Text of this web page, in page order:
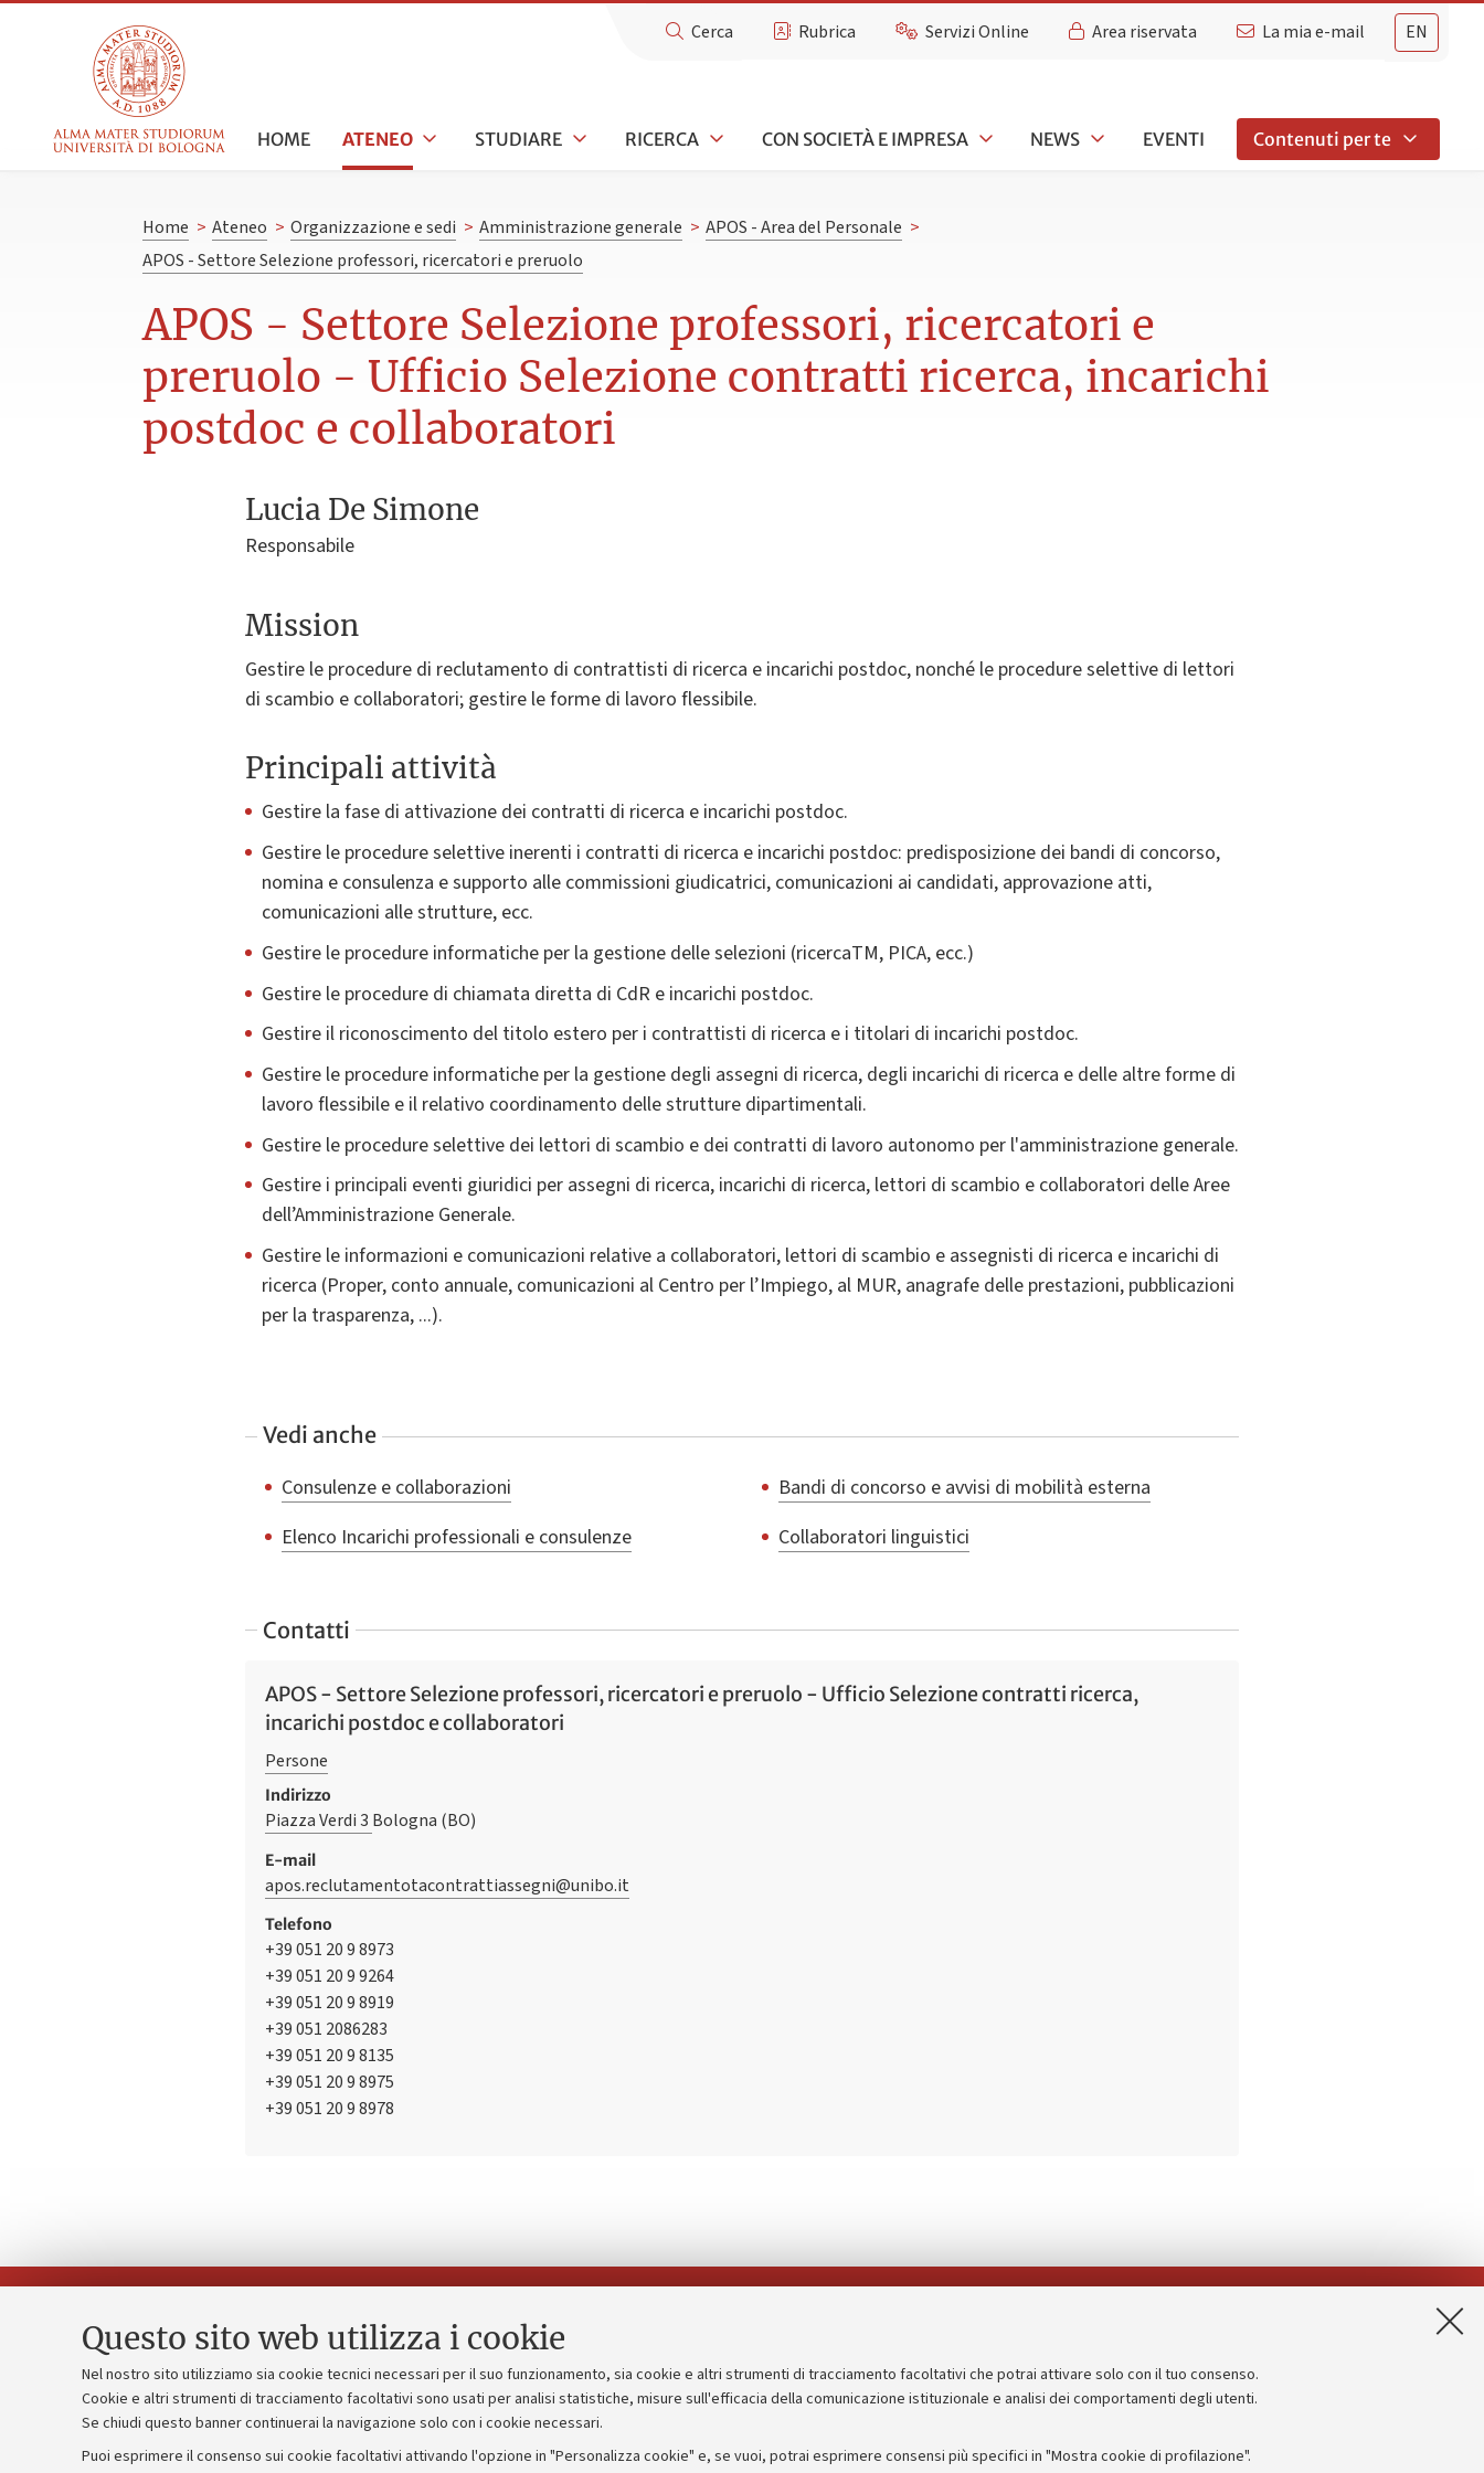
Questo sito web utilizza i cookie
Nel nostro sito utilizziamo sia cookie tecnici necessari per il suo funzionamento, sia cookie e altri strumenti di tracciamento facoltativi che potrai attivare solo con il tuo consenso.
Cookie e altri strumenti di tracciamento facoltativi sono usati per analisi statistiche, misure sull'efficacia della comunicazione istituzionale e analisi dei comportamenti degli utenti.
Se chiudi questo banner continuerai la navigazione solo con i cookie necessari.
Puoi esprimere il consenso sui cookie facoltativi attivando l'opzione in "Personalizza cookie" e, se vuoi, potrai esprimere consensi più specifici in "Mostra cookie di profilazione".
EN
Cerca Rubrica Servizi Online Area riservata La mia e-mail
HOME ATENEO STUDIARE RICERCA CON SOCIETÀ E IMPRESA NEWS EVENTI Contenuti per te
Home > Ateneo > Organizzazione e sedi > Amministrazione generale > APOS - Area del Personale >
APOS - Settore Selezione professori, ricercatori e preruolo
APOS - Settore Selezione professori, ricercatori e
preruolo - Ufficio Selezione contratti ricerca, incarichi
postdoc e collaboratori
Lucia De Simone
Responsabile
Mission
Gestire le procedure di reclutamento di contrattisti di ricerca e incarichi postdoc, nonché le procedure selettive di lettori
di scambio e collaboratori; gestire le forme di lavoro flessibile.
Principali attività
Gestire la fase di attivazione dei contratti di ricerca e incarichi postdoc.
Gestire le procedure selettive inerenti i contratti di ricerca e incarichi postdoc: predisposizione dei bandi di concorso,
nomina e consulenza e supporto alle commissioni giudicatrici, comunicazioni ai candidati, approvazione atti,
comunicazioni alle strutture, ecc.
Gestire le procedure informatiche per la gestione delle selezioni (ricercaTM, PICA, ecc.)
Gestire le procedure di chiamata diretta di CdR e incarichi postdoc.
Gestire il riconoscimento del titolo estero per i contrattisti di ricerca e i titolari di incarichi postdoc.
Gestire le procedure informatiche per la gestione degli assegni di ricerca, degli incarichi di ricerca e delle altre forme di
lavoro flessibile e il relativo coordinamento delle strutture dipartimentali.
Gestire le procedure selettive dei lettori di scambio e dei contratti di lavoro autonomo per l'amministrazione generale.
Gestire i principali eventi giuridici per assegni di ricerca, incarichi di ricerca, lettori di scambio e collaboratori delle Aree
dell’Amministrazione Generale.
Gestire le informazioni e comunicazioni relative a collaboratori, lettori di scambio e assegnisti di ricerca e incarichi di
ricerca (Proper, conto annuale, comunicazioni al Centro per l’Impiego, al MUR, anagrafe delle prestazioni, pubblicazioni
per la trasparenza, ...).
Vedi anche
Consulenze e collaborazioni
Elenco Incarichi professionali e consulenze
Bandi di concorso e avvisi di mobilità esterna
Collaboratori linguistici
Contatti
APOS - Settore Selezione professori, ricercatori e preruolo - Ufficio Selezione contratti ricerca,
incarichi postdoc e collaboratori
Persone
Indirizzo
Piazza Verdi 3 Bologna (BO)
E-mail
apos.reclutamentotacontrattiassegni@unibo.it
Telefono
+39 051 20 9 8973
+39 051 20 9 9264
+39 051 20 9 8919
+39 051 2086283
+39 051 20 9 8135
+39 051 20 9 8975
+39 051 20 9 8978
Contatti e PEC
Uffici dell'amministrazione generale
Piano strategico
Bilanci
Bandi, gare e concorsi
Informazioni sul sito e accessibilità